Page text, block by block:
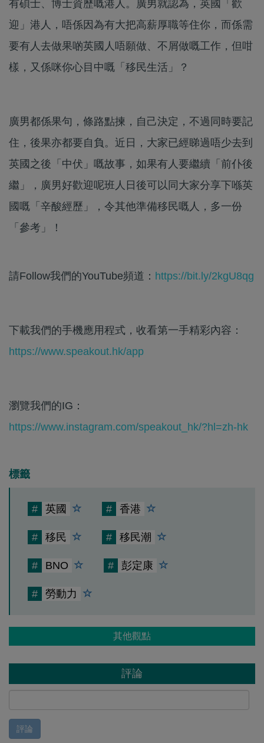
有碩士、博士資歷嘅港人。廣男就認為，英國「歡
迎」港人，唔係因為有大把高薪厚職等住你，而係需
要有人去做果啲英國人唔願做、不屑做嘅工作，但咁
樣，又係咪你心目中嘅「移民生活」？
廣男都係果句，條路點揀，自己決定，不過同時要記
住，後果亦都要自負。近日，大家已經睇過唔少去到
英國之後「中伏」嘅故事，如果有人要繼續「前仆後
繼」，廣男好歡迎呢班人日後可以同大家分享下喺英
國嘅「辛酸經歷」，令其他準備移民嘅人，多一份
「參考」！
請Follow我們的YouTube頻道： https://bit.ly/2kgU8qg
下載我們的手機應用程式，收看第一手精彩內容：
https://www.speakout.hk/app
瀏覽我們的IG：
https://www.instagram.com/speakout_hk/?hl=zh-hk
標籤
# 英國 # 香港
# 移民 # 移民潮
# BNO # 彭定康
# 勞動力
其他觀點
評論
評論